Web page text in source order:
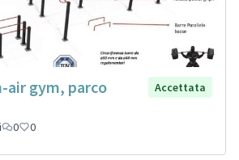
air gym, parco
Accettata
0 0